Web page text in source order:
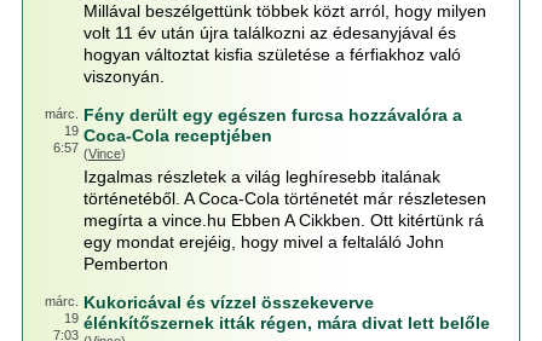
Millával beszélgettünk többek közt arról, hogy milyen
volt 11 év után újra találkozni az édesanyjával és
hogyan változtat kisfia születése a férfiakhoz való
viszonyán.
márc.
19
6:57
Fény derült egy egészen furcsa hozzávalóra a
Coca-Cola receptjében
(Vince)
Izgalmas részletek a világ leghíresebb italának
történetéből. A Coca-Cola történetét már részletesen
megírta a vince.hu Ebben A Cikkben. Ott kitértünk rá
egy mondat erejéig, hogy mivel a feltaláló John
Pemberton
márc.
19
7:03
Kukoricával és vízzel összekeverve
élénkítőszernek itták régen, mára divat lett belőle